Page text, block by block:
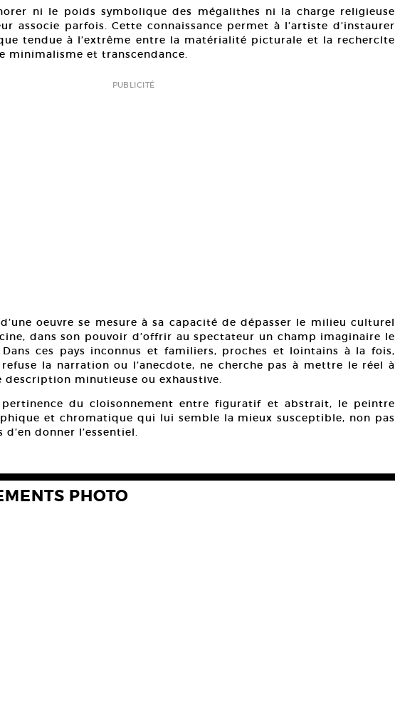
ni le poids symbolique des mégalithes ni la charge religieuse
associe parfois. Cette connaissance permet à l’artiste d’instaurer
tendue à l’extrême entre la matérialité picturale et la recherclte
minimalisme et transcendance.
PUBLICITÉ
oeuvre se mesure à sa capacité de dépasser le milieu culturel
dans son pouvoir d’offrir au spectateur un champ imaginaire le
ces pays inconnus et familiers, proches et lointains à la fois,
refuse la narration ou l’anecdote, ne cherche pas à mettre le réel à
description minutieuse ou exhaustive.
du cloisonnement entre figuratif et abstrait, le peintre
et chromatique qui lui semble la mieux susceptible, non pas
donner l’essentiel.
PHOTO